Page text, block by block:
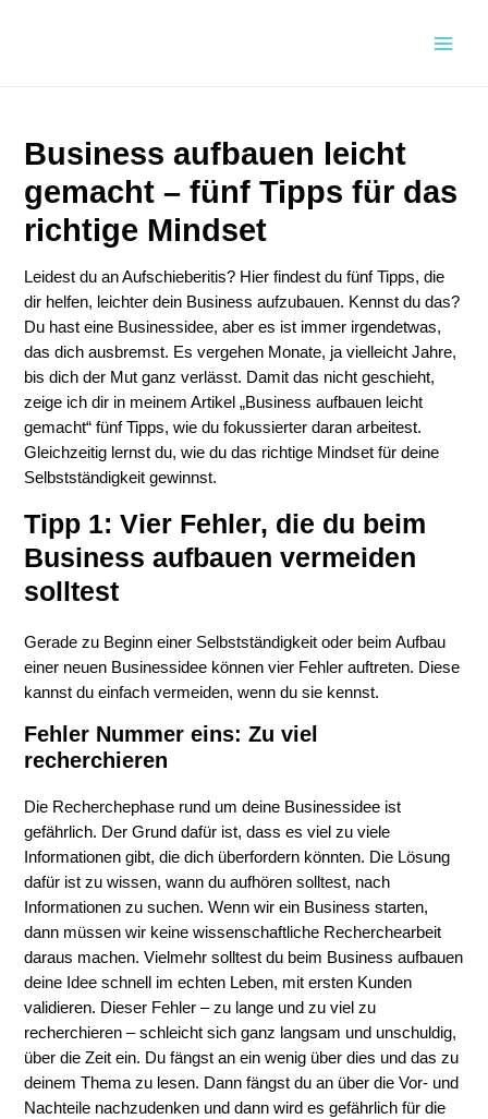
Business aufbauen leicht
gemacht – fünf Tipps für das
richtige Mindset
Leidest du an Aufschieberitis? Hier findest du fünf Tipps, die
dir helfen, leichter dein Business aufzubauen. Kennst du das?
Du hast eine Businessidee, aber es ist immer irgendetwas,
das dich ausbremst. Es vergehen Monate, ja vielleicht Jahre,
bis dich der Mut ganz verlässt. Damit das nicht geschieht,
zeige ich dir in meinem Artikel „Business aufbauen leicht
gemacht“ fünf Tipps, wie du fokussierter daran arbeitest.
Gleichzeitig lernst du, wie du das richtige Mindset für deine
Selbstständigkeit gewinnst.
Tipp 1: Vier Fehler, die du beim
Business aufbauen vermeiden
solltest
Gerade zu Beginn einer Selbstständigkeit oder beim Aufbau
einer neuen Businessidee können vier Fehler auftreten. Diese
kannst du einfach vermeiden, wenn du sie kennst.
Fehler Nummer eins: Zu viel
recherchieren
Die Recherchephase rund um deine Businessidee ist
gefährlich. Der Grund dafür ist, dass es viel zu viele
Informationen gibt, die dich überfordern könnten. Die Lösung
dafür ist zu wissen, wann du aufhören solltest, nach
Informationen zu suchen. Wenn wir ein Business starten,
dann müssen wir keine wissenschaftliche Recherchearbeit
daraus machen. Vielmehr solltest du beim Business aufbauen
deine Idee schnell im echten Leben, mit ersten Kunden
validieren. Dieser Fehler – zu lange und zu viel zu
recherchieren – schleicht sich ganz langsam und unschuldig,
über die Zeit ein. Du fängst an ein wenig über dies und das zu
deinem Thema zu lesen. Dann fängst du an über die Vor- und
Nachteile nachzudenken und dann wird es gefährlich für die